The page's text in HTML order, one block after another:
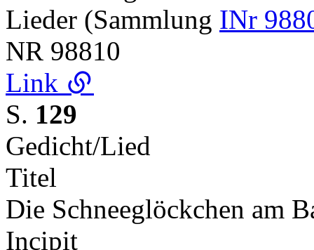
Lieder (Sammlung INr
NR 98810
Link
S. 129
Gedicht/Lied
Titel
Die Schneeglöckchen am
Incipit